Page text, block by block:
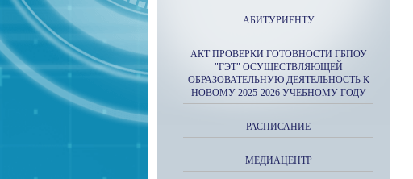
АБИТУРИЕНТУ
АКТ ПРОВЕРКИ ГОТОВНОСТИ ГБПОУ
"ГЭТ" ОСУЩЕСТВЛЯЮЩЕЙ
ОБРАЗОВАТЕЛЬНУЮ ДЕЯТЕЛЬНОСТЬ К
НОВОМУ 2025-2026 УЧЕБНОМУ ГОДУ
РАСПИСАНИЕ
МЕДИАЦЕНТР